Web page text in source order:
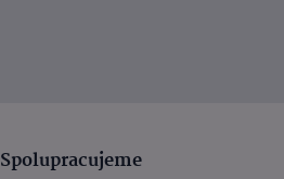
Spolupracujeme